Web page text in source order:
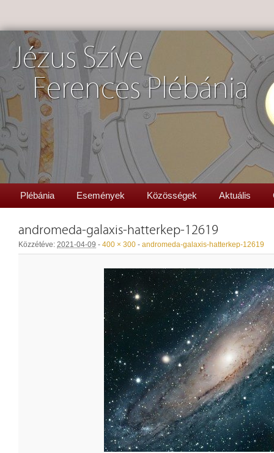
Jézus Szíve
Ferences Plébánia
Plébánia Események Közösségek Aktuális
andromeda-galaxis-hatterkep-12619
Közzétéve: 2021-04-09 - 400 × 300 - andromeda-galaxis-hatterkep-12619